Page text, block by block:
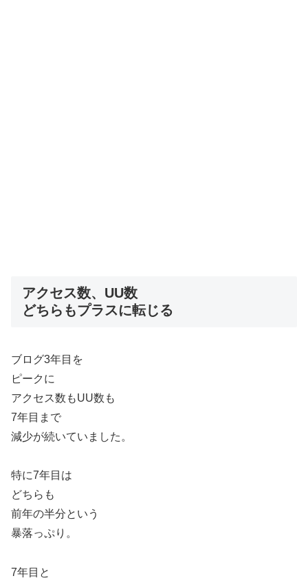
アクセス数、UU数
どちらもプラスに転じる
ブログ3年目を
ピークに
アクセス数もUU数も
7年目まで
減少が続いていました。
特に7年目は
どちらも
前年の半分という
暴落っぷり。
7年目と